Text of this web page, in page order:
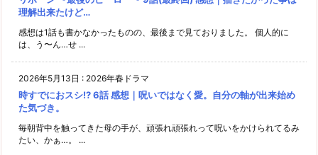
理解出来たけど…
感想は1話も書かなかったものの、最後まで見ておりました。 個人的に
は、う〜ん…せ ...
2026年5月13日 : 2026年春ドラマ
時すでにおスシ!? 6話 感想｜呪いではなく愛。自分の軸が出来始め
た気づき。
毎朝背中を触ってきた母の手が、頑張れ頑張れって呪いをかけられてるみ
たい、かぁ…。 ...